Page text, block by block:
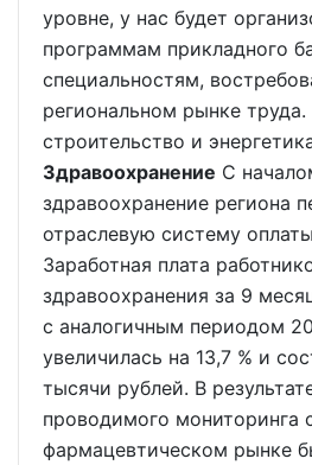
уровне, у нас будет
программам прикладного
специальностям,
региональном рынке труда.
строительство и
Здравоохранение С
здравоохранение региона
отраслевую систему
Заработная плата
здравоохранения за 9
с аналогичным периодом
увеличилась на 13,7 % и
тысячи рублей. В
проводимого мониторинга
фармацевтическом рынке